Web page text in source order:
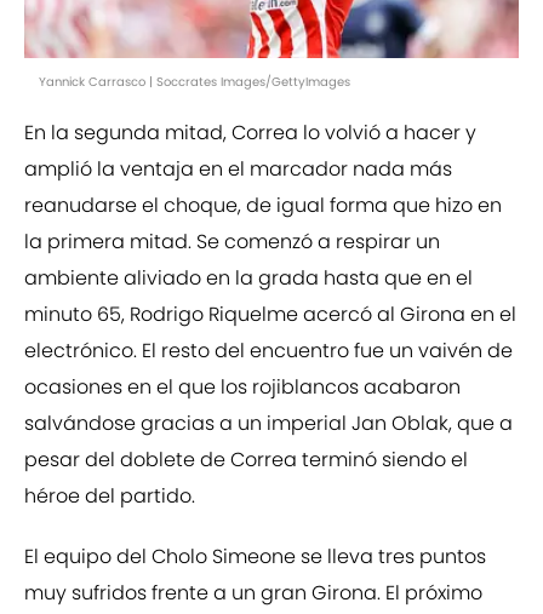
Yannick Carrasco | Soccrates Images/GettyImages
En la segunda mitad, Correa lo volvió a hacer y
amplió la ventaja en el marcador nada más
reanudarse el choque, de igual forma que hizo en
la primera mitad. Se comenzó a respirar un
ambiente aliviado en la grada hasta que en el
minuto 65, Rodrigo Riquelme acercó al Girona en el
electrónico. El resto del encuentro fue un vaivén de
ocasiones en el que los rojiblancos acabaron
salvándose gracias a un imperial Jan Oblak, que a
pesar del doblete de Correa terminó siendo el
héroe del partido.
El equipo del Cholo Simeone se lleva tres puntos
muy sufridos frente a un gran Girona. El próximo